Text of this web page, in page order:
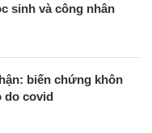
sinh và công nhân
biến chứng khôn
covid